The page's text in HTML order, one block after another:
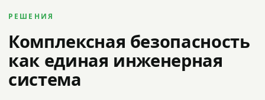
РЕШЕНИЯ
Комплексная безопасность
как единая инженерная
система